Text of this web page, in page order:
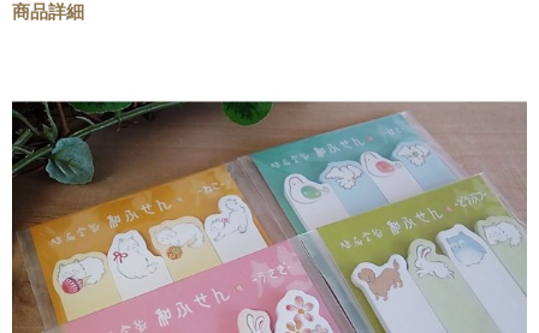
商品詳細